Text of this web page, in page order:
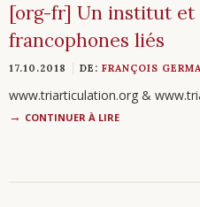
[org-fr] Un institut et
francophones liés
17.10.2018 DE: FRANÇOIS
www.triarticulation.org &
CONTINUER À LIRE